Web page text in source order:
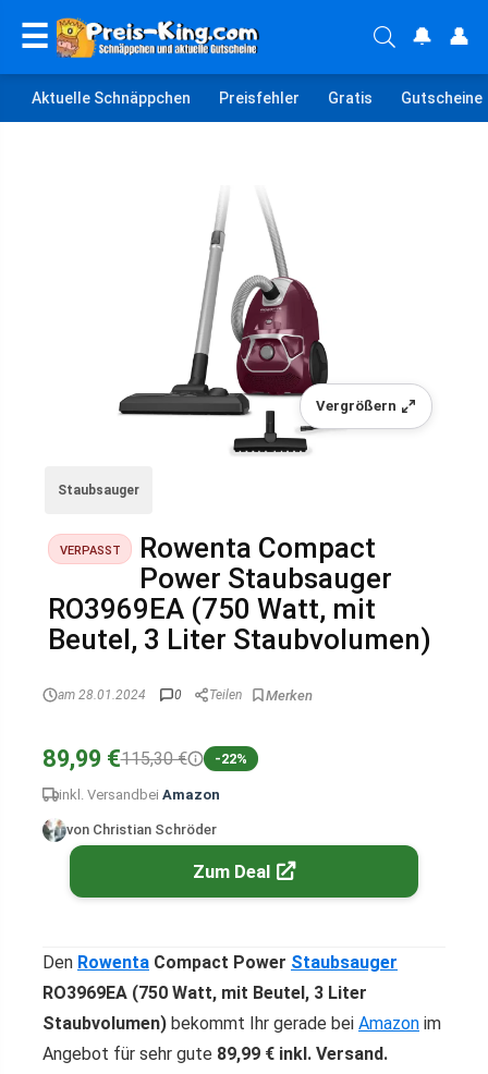
☰ 🔔 👤
Aktuelle Schnäppchen Preisfehler Gratis Gutscheine
Vergrößern
Staubsauger
VERPASST
Rowenta Compact
Power Staubsauger
RO3969EA (750 Watt, mit
Beutel, 3 Liter Staubvolumen)
am 28.01.2024 0 Teilen
89,99 €115,30 € -22%
inkl. Versand bei Amazon
von Christian Schröder
Zum Deal
Den Rowenta Compact Power Staubsauger
RO3969EA (750 Watt, mit Beutel, 3 Liter
Staubvolumen) bekommt Ihr gerade bei Amazon im
Angebot für sehr gute 89,99 € inkl. Versand.